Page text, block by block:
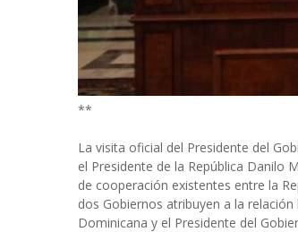
**
La visita oficial del Presidente del
el Presidente de la República Danilo
de cooperación existentes entre la
dos Gobiernos atribuyen a la
Dominicana y el Presidente del